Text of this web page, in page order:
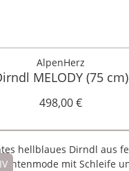
AlpenHerz
MELODY (75 cm)
498,00 €